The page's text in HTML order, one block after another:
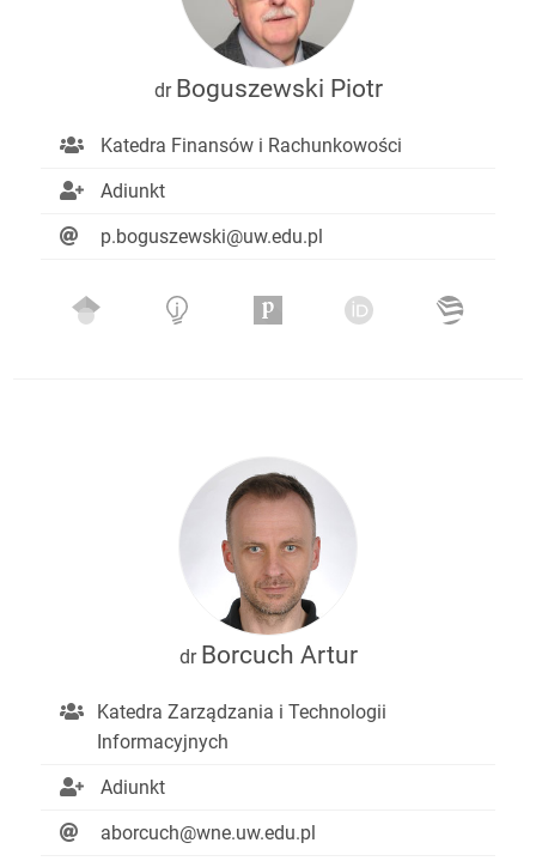
dr Boguszewski Piotr
Katedra Finansów i Rachunkowości
Adiunkt
p.boguszewski@uw.edu.pl
dr Borcuch Artur
Katedra Zarządzania i Technologii
Informacyjnych
Adiunkt
aborcuch@wne.uw.edu.pl